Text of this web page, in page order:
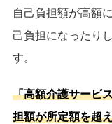
自己負担額が高額
己負担になったり
す。
「高額介護サービ
担額が所定額を超